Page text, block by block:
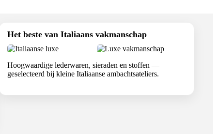
Het beste van Italiaans vakmanschap
Hoogwaardige lederwaren, sieraden en stoffen —
geselecteerd bij kleine Italiaanse ambachtsateliers.